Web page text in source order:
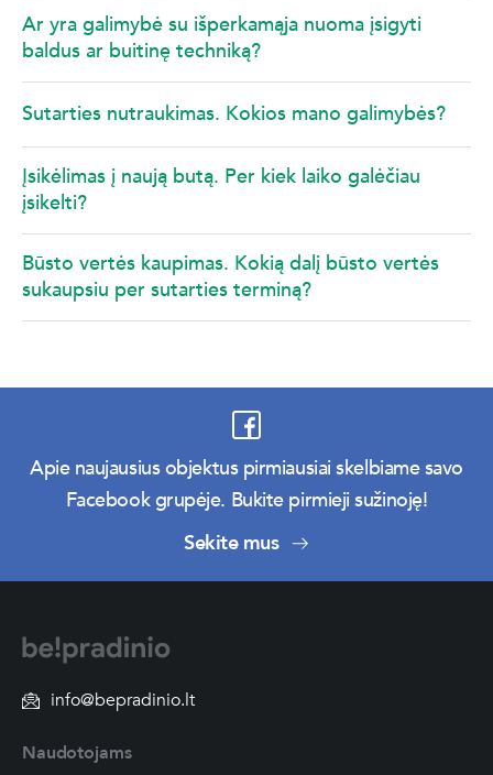
Ar yra galimybė su išperkamąja nuoma įsigyti
baldus ar buitinę techniką?
Sutarties nutraukimas. Kokios mano galimybės?
Įsikėlimas į naują butą. Per kiek laiko galėčiau
įsikelti?
Būsto vertės kaupimas. Kokią dalį būsto vertės
sukaupsiu per sutarties terminą?
Apie naujausius objektus pirmiausiai skelbiame savo
Facebook grupėje. Bukite pirmieji sužinoję!
Sekite mus
info@bepradinio.lt
Naudotojams